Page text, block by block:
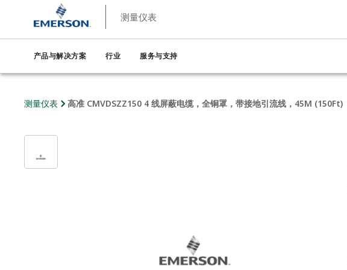
测量仪表
产品与解决方案 行业 服务与支持
测量仪表 高准 CMVDSZZ150 4 线屏蔽电缆，全铜罩，带接地引流线，45M (150Ft)